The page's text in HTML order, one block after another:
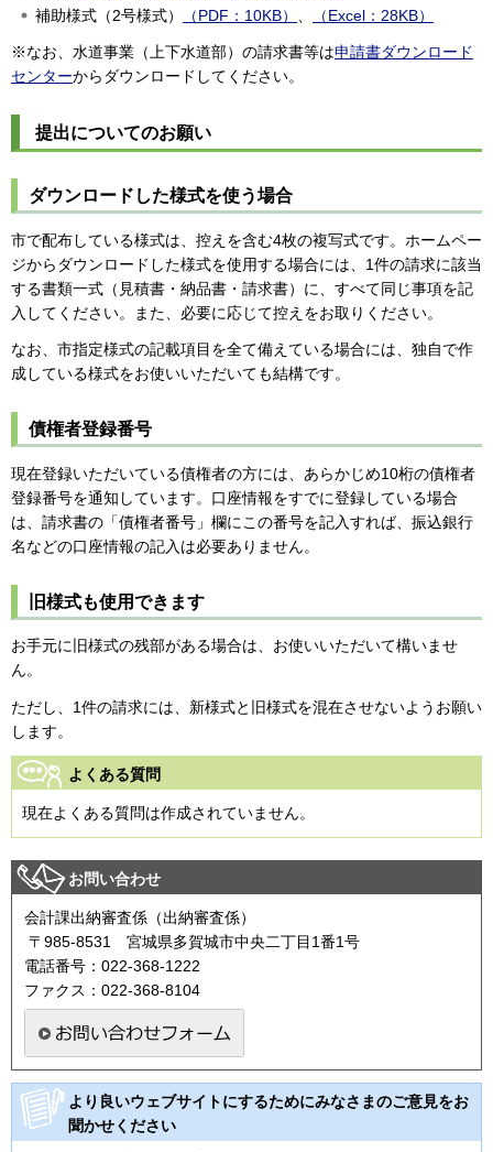
補助様式（2号様式）
（PDF：10KB） （Excel：28KB）
※なお、水道事業（上下水道部）の請求書等は申請書ダウンロード
センターからダウンロードしてください。
提出についてのお願い
ダウンロードした様式を使う場合
市で配布している様式は、控えを含む4枚の複写式です。ホームペー
ジからダウンロードした様式を使用する場合には、1件の請求に該当
する書類一式（見積書・納品書・請求書）に、すべて同じ事項を記
入してください。また、必要に応じて控えをお取りください。
なお、市指定様式の記載項目を全て備えている場合には、独自で作
成している様式をお使いいただいても結構です。
債権者登録番号
現在登録いただいている債権者の方には、あらかじめ10桁の債権者
登録番号を通知しています。口座情報をすでに登録している場合
は、請求書の「債権者番号」欄にこの番号を記入すれば、振込銀行
名などの口座情報の記入は必要ありません。
旧様式も使用できます
お手元に旧様式の残部がある場合は、お使いいただいて構いませ
ん。
ただし、1件の請求には、新様式と旧様式を混在させないようお願い
します。
よくある質問
現在よくある質問は作成されていません。
お問い合わせ
会計課出納審査係（出納審査係）
〒985-8531 宮城県多賀城市中央二丁目1番1号
電話番号：022-368-1222
ファクス：022-368-8104
より良いウェブサイトにするためにみなさまのご意見をお
聞かせください